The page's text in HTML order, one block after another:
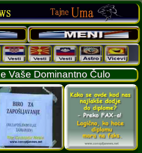
Vaše Dominantno Čulo